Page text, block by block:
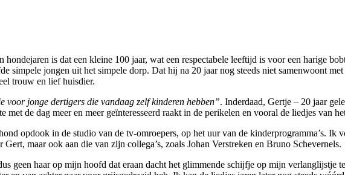
hondejaren is dat een kleine 100 jaar, wat een respectabele leeftijd is voor een harige
simpele jongen uit het simpele dorp. Dat hij na 20 jaar nog steeds niet samenwoont
trouw en lief huisdier.
voor jonge dertigers die vandaag zelf kinderen hebben”. Inderdaad, Gertje – 20 jaar
de dag meer en meer geïnteresseerd raakt in de perikelen en vooral de liedjes van
opdook in de studio van de tv-omroepers, op het uur van de kinderprogramma’s. Ik
maar ook aan die van zijn collega’s, zoals Johan Verstreken en Bruno Schevernels.
geen haar op mijn hoofd dat eraan dacht het glimmende schijfje op mijn verlanglijstje